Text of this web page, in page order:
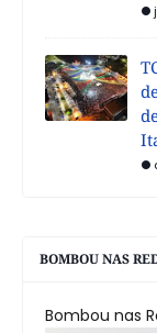
BOMBOU NAS
Bombou nas